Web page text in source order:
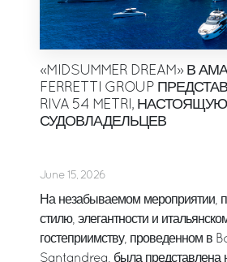
«MIDSUMMER DREAM» В
FERRETTI GROUP
RIVA 54 METRI,
СУДОВЛАДЕЛЬЦЕВ
June 15, 2026
На незабываемом мероприятии,
стилю, элегантности и
гостеприимству, проведенном в
Santandrea, была представлена